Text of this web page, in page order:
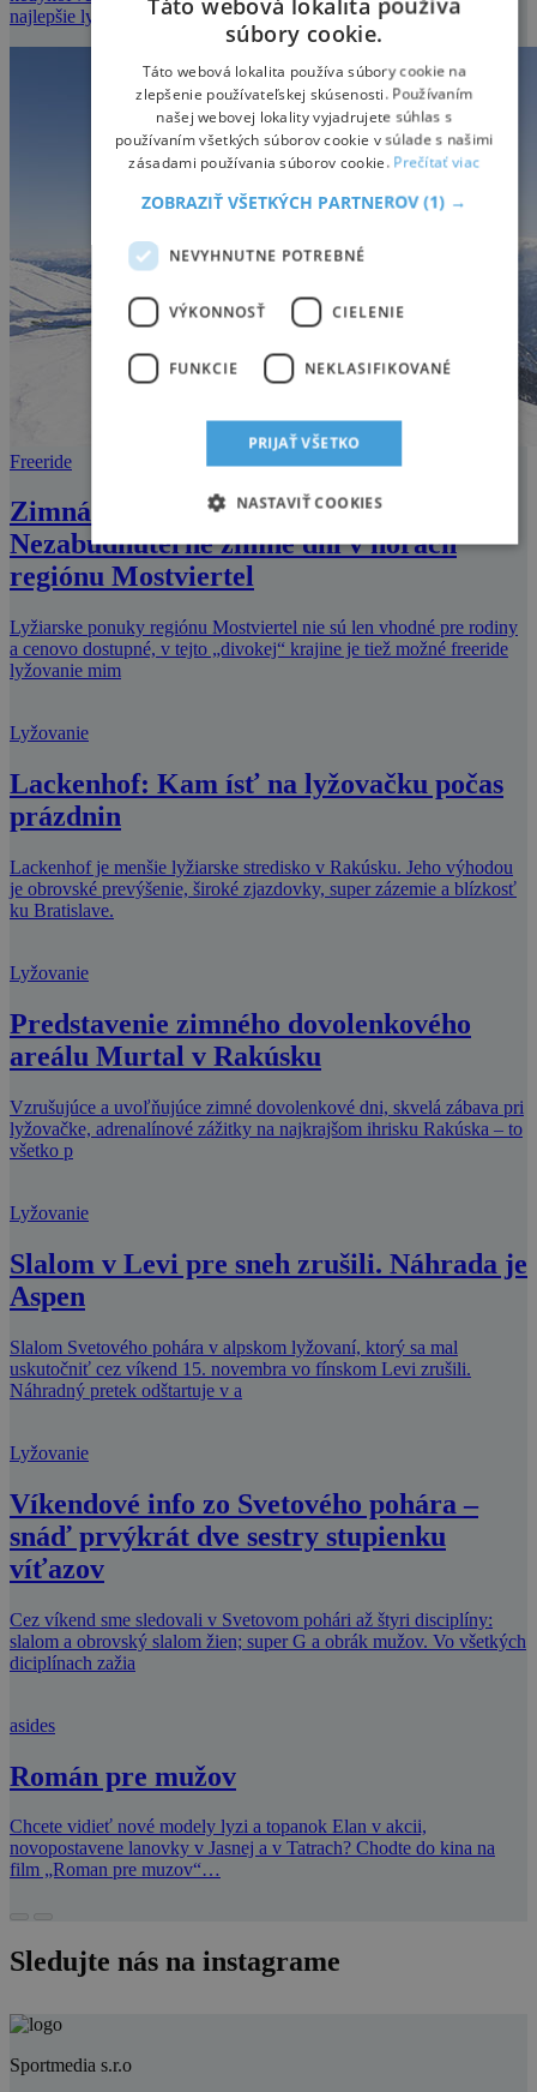
najlepšie lyžiarske zážit
Freeride
Zimná zábava v ÖTSCHER:REICHU!
Nezabudnuteľné zimné dni v horách
regiónu Mostviertel
Lyžiarske ponuky regiónu Mostviertel nie sú len vhodné pre rodiny
a cenovo dostupné, v tejto „divokej“ krajine je tiež možné freeride
lyžovanie mim
Lyžovanie
Lackenhof: Kam ísť na lyžovačku počas
prázdnin
Lackenhof je menšie lyžiarske stredisko v Rakúsku. Jeho výhodou
je obrovské prevýšenie, široké zjazdovky, super zázemie a blízkosť
ku Bratislave.
Lyžovanie
Predstavenie zimného dovolenkového
areálu Murtal v Rakúsku
Vzrušujúce a uvoľňujúce zimné dovolenkové dni, skvelá zábava pri
lyžovačke, adrenalínové zážitky na najkrajšom ihrisku Rakúska – to
všetko p
Lyžovanie
Slalom v Levi pre sneh zrušili. Náhrada je
Aspen
Slalom Svetového pohára v alpskom lyžovaní, ktorý sa mal
uskutočniť cez víkend 15. novembra vo fínskom Levi zrušili.
Náhradný pretek odštartuje v a
Lyžovanie
Víkendové info zo Svetového pohára –
snáď prvýkrát dve sestry stupienku
víťazov
Cez víkend sme sledovali v Svetovom pohári až štyri disciplíny:
slalom a obrovský slalom žien; super G a obrák mužov. Vo všetkých
diciplínach zažia
asides
Román pre mužov
Chcete vidieť nové modely lyzi a topanok Elan v akcii,
novopostavene lanovky v Jasnej a v Tatrach? Chodte do kina na
film „Roman pre muzov“…
Sledujte nás na instagrame
Sportmedia s.r.o
súbory cookie.
Táto webová lokalita používa súbory cookie na
zlepšenie používateľskej skúsenosti. Používaním
našej webovej lokality vyjadrujete súhlas s
používaním všetkých súborov cookie v súlade s našimi
zásadami používania súborov cookie. Prečítať viac
ZOBRAZIŤ VŠETKÝCH PARTNEROV(1) →
NEVYHNUTNE POTREBNÉ
VÝKONNOSŤ CIELENIE
FUNKCIE NEKLASIFIKOVANÉ
PRIJAŤ VŠETKO
NASTAVIŤ COOKIES